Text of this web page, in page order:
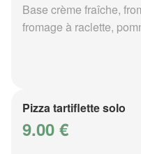
Base crème fraîche,
fromage à raclette,
Pizza tartiflette solo
9.00 €